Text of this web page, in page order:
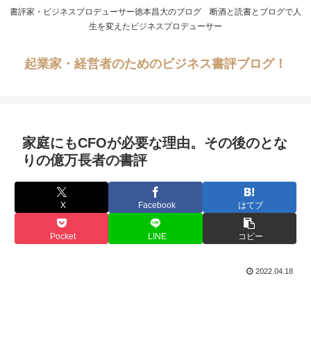
書評家・ビジネスプロデューサー徳本昌大のブログ 断酒と読書とブログで人
生を変えたビジネスプロデューサー
起業家・経営者のためのビジネス書評ブログ！
家庭にもCFOが必要な理由。その後のとな
りの億万長者の書評
X Facebook はてブ
Pocket LINE コピー
2022.04.18